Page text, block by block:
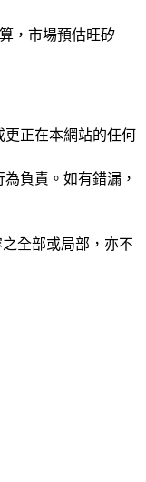
，市場預估旺矽
更正在本網站的任何
負責。如有錯漏，
全部或局部，亦不